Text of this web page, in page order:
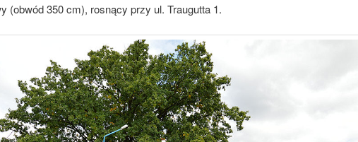
(obwód 350 cm), rosnący przy ul. Traugutta 1.